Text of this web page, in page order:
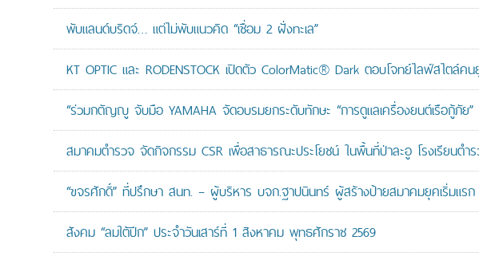
พับแลนด์บริดจ์… แต่ไม่พับแนวคิด “เชื่อม 2 ฝั่งทะเล”
KT OPTIC และ RODENSTOCK เปิดตัว ColorMatic® Dark ตอบโจทย์ไลฟ์สไตล์ค
“ร่วมกตัญญู จับมือ YAMAHA จัดอบรมยกระดับทักษะ “การดูแลเครื่องยนต์เรือกู้ภัย
สมาคมตำรวจ จัดกิจกรรม CSR เพื่อสาธารณะประโยชน์ ในพื้นที่ป่าละอู โรงเรียนตำร
“ขจรศักดิ์” ที่ปรึกษา สนท. – ผู้บริหาร บจก.ฐาปนินทร์ ผู้สร้างป้ายสมาคมยุคเริ่มแ
สังคม “ลมใต้ปีก” ประจำวันเสาร์ที่ 1 สิงหาคม พุทธศักราช 2569